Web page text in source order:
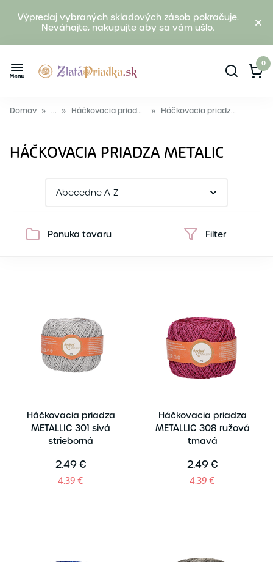
Výpredaj vybraných skladových zásob pokračuje.
Neváhajte, nakupujte aby sa vám ušlo.
0
Domov » ... » Háčkovacia priadza anchor » Háčkovacia priadza metalic
HÁČKOVACIA PRIADZA METALIC
Ponuka tovaru Filter
Háčkovacia priadza
METALLIC 301 sivá
strieborná
2.49 €
4.39 €
Háčkovacia priadza
METALLIC 308 ružová
tmavá
2.49 €
4.39 €